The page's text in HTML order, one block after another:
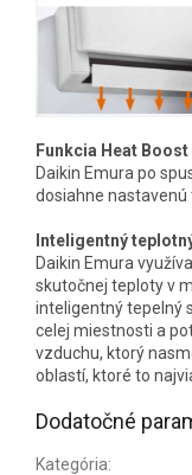
Funkcia Heat Boost
Daikin Emura po
dosiahne nastavenú
Inteligentný
Daikin Emura
skutočnej teploty v
inteligentný tepelný
celej miestnosti a
vzduchu, ktorý
oblastí, ktoré to
Dodatočné
Kategória: